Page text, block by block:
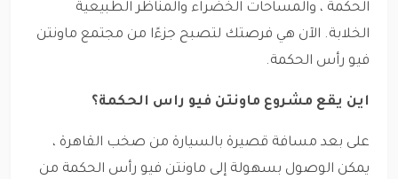
الحكمة ، والمساحات الخضراء والمناظر الطبيعية
الخلابة. الآن هي فرصتك لتصبح جزءًا من مجتمع ماونتن
فيو رأس الحكمة.
اين يقع مشروع ماونتن فيو راس الحكمة؟
على بعد مسافة قصيرة بالسيارة من صخب القاهرة ،
يمكن الوصول بسهولة إلى ماونتن فيو رأس الحكمة من